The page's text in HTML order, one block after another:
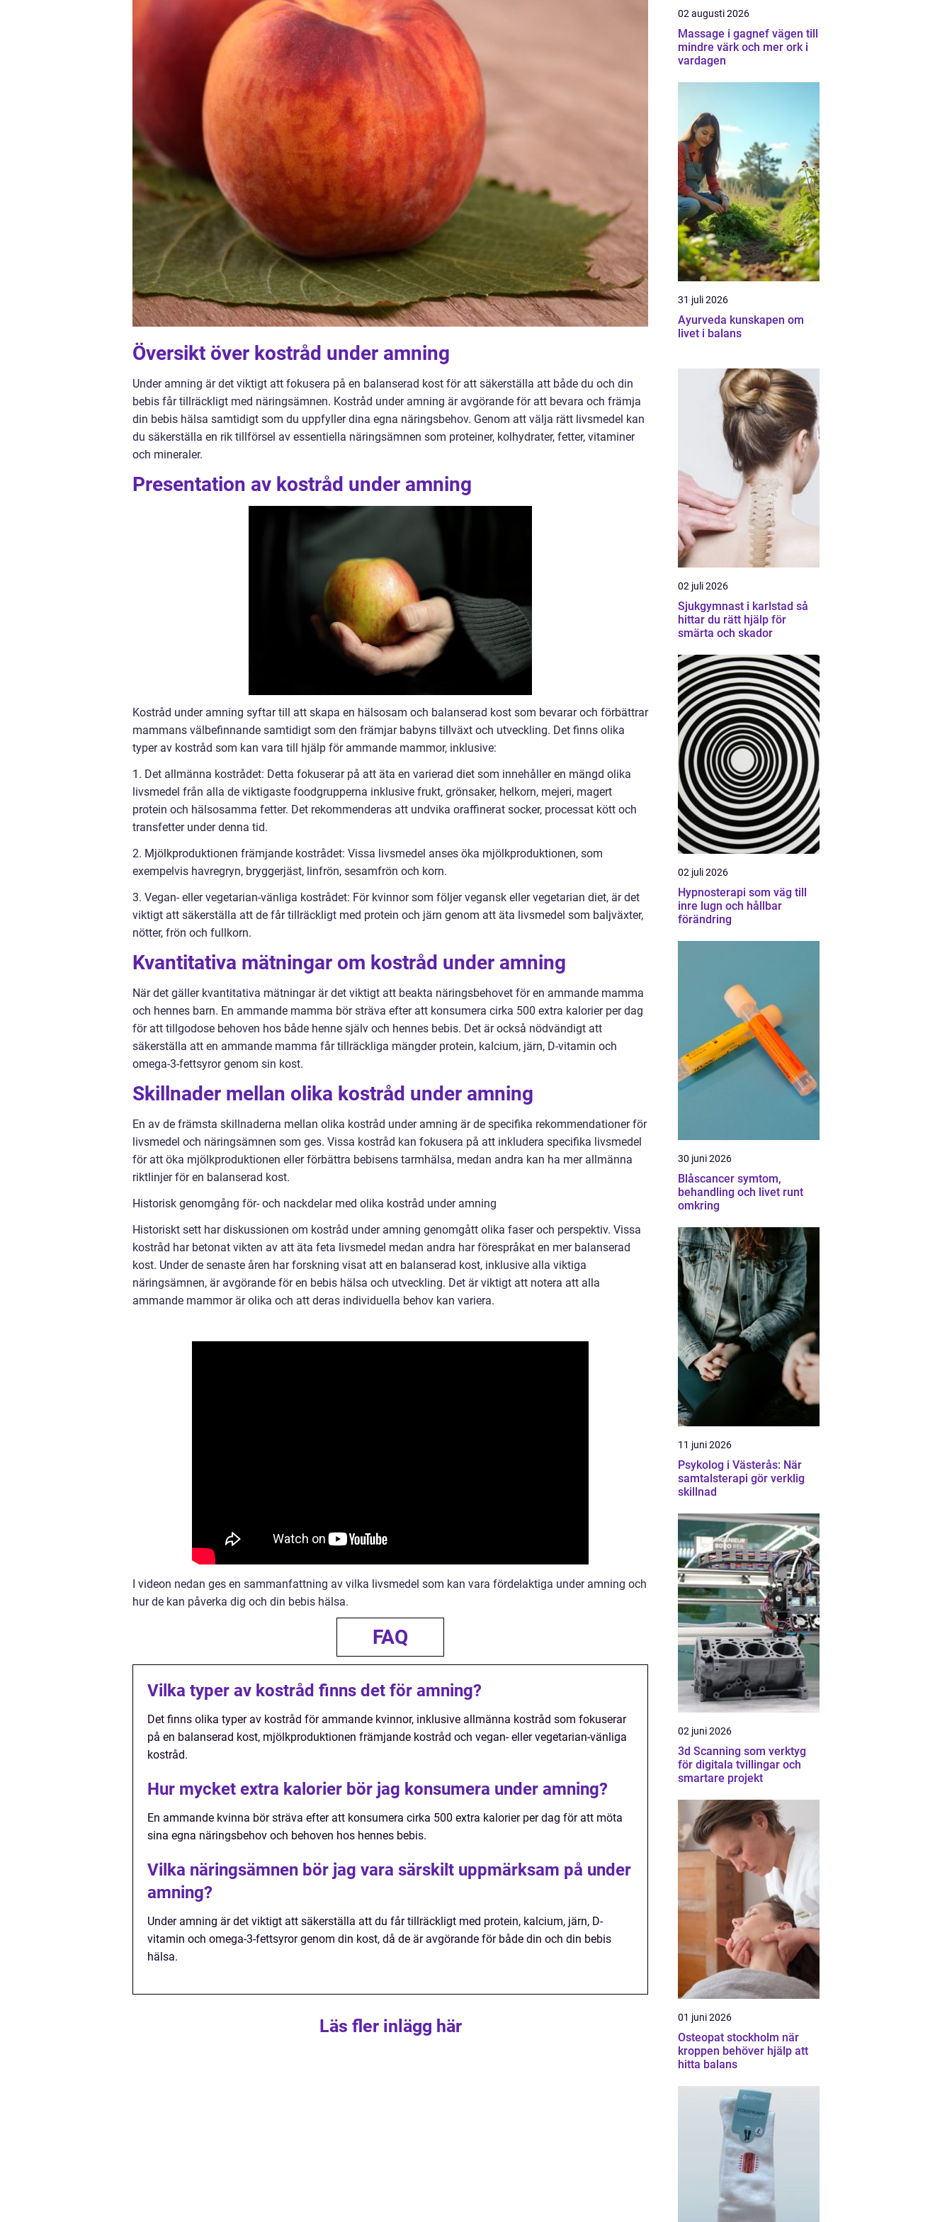
Översikt över kostråd under amning
Under amning är det viktigt att fokusera på en balanserad kost för att säkerställa att både du och din
bebis får tillräckligt med näringsämnen. Kostråd under amning är avgörande för att bevara och främja
din bebis hälsa samtidigt som du uppfyller dina egna näringsbehov. Genom att välja rätt livsmedel kan
du säkerställa en rik tillförsel av essentiella näringsämnen som proteiner, kolhydrater, fetter, vitaminer
och mineraler.
Presentation av kostråd under amning
Kostråd under amning syftar till att skapa en hälsosam och balanserad kost som bevarar och förbättrar
mammans välbefinnande samtidigt som den främjar babyns tillväxt och utveckling. Det finns olika
typer av kostråd som kan vara till hjälp för ammande mammor, inklusive:
1. Det allmänna kostrådet: Detta fokuserar på att äta en varierad diet som innehåller en mängd olika
livsmedel från alla de viktigaste foodgrupperna inklusive frukt, grönsaker, helkorn, mejeri, magert
protein och hälsosamma fetter. Det rekommenderas att undvika oraffinerat socker, processat kött och
transfetter under denna tid.
2. Mjölkproduktionen främjande kostrådet: Vissa livsmedel anses öka mjölkproduktionen, som
exempelvis havregryn, bryggerjäst, linfrön, sesamfrön och korn.
3. Vegan- eller vegetarian-vänliga kostrådet: För kvinnor som följer vegansk eller vegetarian diet, är det
viktigt att säkerställa att de får tillräckligt med protein och järn genom att äta livsmedel som baljväxter,
nötter, frön och fullkorn.
Kvantitativa mätningar om kostråd under amning
När det gäller kvantitativa mätningar är det viktigt att beakta näringsbehovet för en ammande mamma
och hennes barn. En ammande mamma bör sträva efter att konsumera cirka 500 extra kalorier per dag
för att tillgodose behoven hos både henne själv och hennes bebis. Det är också nödvändigt att
säkerställa att en ammande mamma får tillräckliga mängder protein, kalcium, järn, D-vitamin och
omega-3-fettsyror genom sin kost.
Skillnader mellan olika kostråd under amning
En av de främsta skillnaderna mellan olika kostråd under amning är de specifika rekommendationer för
livsmedel och näringsämnen som ges. Vissa kostråd kan fokusera på att inkludera specifika livsmedel
för att öka mjölkproduktionen eller förbättra bebisens tarmhälsa, medan andra kan ha mer allmänna
riktlinjer för en balanserad kost.
Historisk genomgång för- och nackdelar med olika kostråd under amning
Historiskt sett har diskussionen om kostråd under amning genomgått olika faser och perspektiv. Vissa
kostråd har betonat vikten av att äta feta livsmedel medan andra har förespråkat en mer balanserad
kost. Under de senaste åren har forskning visat att en balanserad kost, inklusive alla viktiga
näringsämnen, är avgörande för en bebis hälsa och utveckling. Det är viktigt att notera att alla
ammande mammor är olika och att deras individuella behov kan variera.
I videon nedan ges en sammanfattning av vilka livsmedel som kan vara fördelaktiga under amning och
hur de kan påverka dig och din bebis hälsa.
FAQ
Vilka typer av kostråd finns det för amning?
Det finns olika typer av kostråd för ammande kvinnor, inklusive allmänna kostråd som fokuserar
på en balanserad kost, mjölkproduktionen främjande kostråd och vegan- eller vegetarian-vänliga
kostråd.
Hur mycket extra kalorier bör jag konsumera under amning?
En ammande kvinna bör sträva efter att konsumera cirka 500 extra kalorier per dag för att möta
sina egna näringsbehov och behoven hos hennes bebis.
Vilka näringsämnen bör jag vara särskilt uppmärksam på under
amning?
Under amning är det viktigt att säkerställa att du får tillräckligt med protein, kalcium, järn, D-
vitamin och omega-3-fettsyror genom din kost, då de är avgörande för både din och din bebis
hälsa.
Läs fler inlägg här
02 augusti 2026
Massage i gagnef vägen till
mindre värk och mer ork i
vardagen
31 juli 2026
Ayurveda kunskapen om
livet i balans
02 juli 2026
Sjukgymnast i karlstad så
hittar du rätt hjälp för
smärta och skador
02 juli 2026
Hypnosterapi som väg till
inre lugn och hållbar
förändring
30 juni 2026
Blåscancer symtom,
behandling och livet runt
omkring
11 juni 2026
Psykolog i Västerås: När
samtalsterapi gör verklig
skillnad
02 juni 2026
3d Scanning som verktyg
för digitala tvillingar och
smartare projekt
01 juni 2026
Osteopat stockholm när
kroppen behöver hjälp att
hitta balans